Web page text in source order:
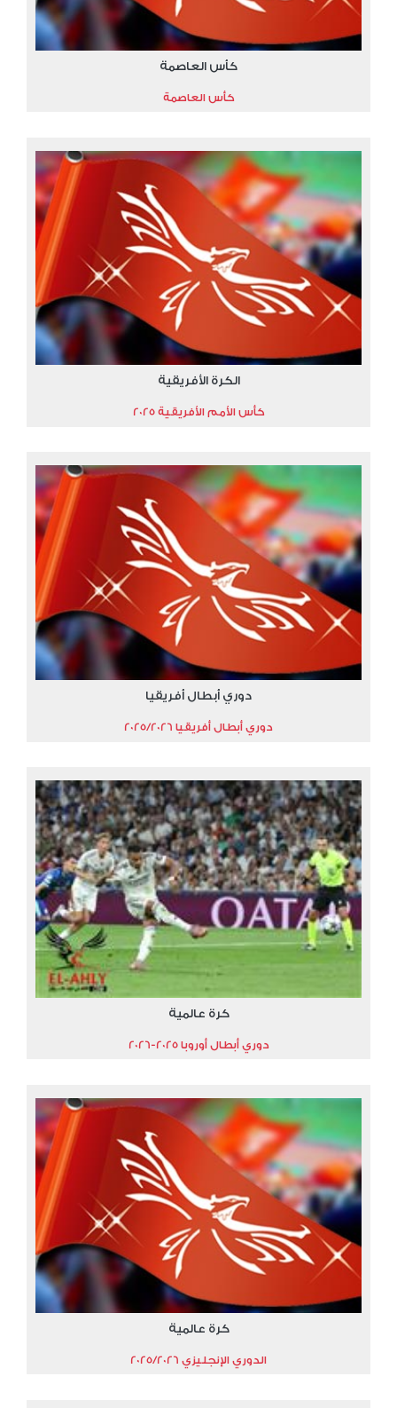
كأس العاصمة
كأس العاصمة
الكرة الأفريقية
كأس الأمم الأفريقية 2025
دوري أبطال أفريقيا
دوري أبطال أفريقيا 2025/2026
كرة عالمية
دوري أبطال أوروبا 2025-2026
كرة عالمية
الدوري الإنجليزي 2025/2026